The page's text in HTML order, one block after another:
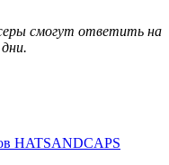
смогут ответить на